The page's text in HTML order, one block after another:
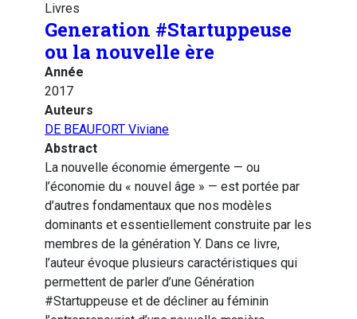
Livres
Generation #Startuppeuse
ou la nouvelle ère
Année
2017
Auteurs
DE BEAUFORT Viviane
Abstract
La nouvelle économie émergente — ou
l’économie du « nouvel âge » — est portée par
d’autres fondamentaux que nos modèles
dominants et essentiellement construite par les
membres de la génération Y. Dans ce livre,
l’auteur évoque plusieurs caractéristiques qui
permettent de parler d’une Génération
#Startuppeuse et de décliner au féminin